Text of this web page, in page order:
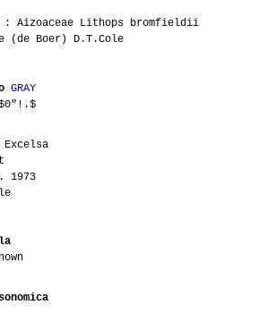
: Aizoaceae Lithops bromfieldii
(de Boer) D.T.Cole
GRAY
Excelsa
1973